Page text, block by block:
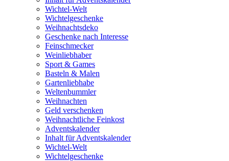
Wichtel-Welt
Wichtelgeschenke
Weihnachtsdeko
Geschenke nach Interesse
Feinschmecker
Weinliebhaber
Sport & Games
Basteln & Malen
Gartenliebhabe
Weltenbummler
Weihnachten
Geld verschenken
Weihnachtliche Feinkost
Adventskalender
Inhalt für Adventskalender
Wichtel-Welt
Wichtelgeschenke